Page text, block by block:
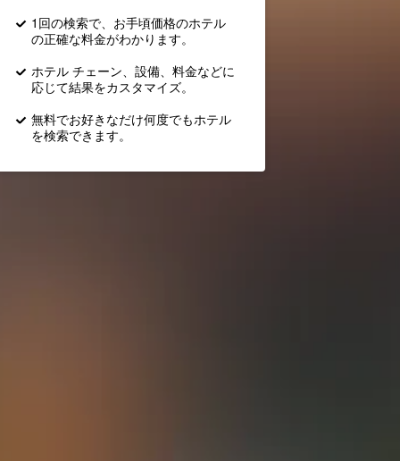
1回の検索で、お手頃価格のホテル
の正確な料金がわかります。
ホテル チェーン、設備、料金などに
応じて結果をカスタマイズ。
無料でお好きなだけ何度でもホテル
を検索できます。